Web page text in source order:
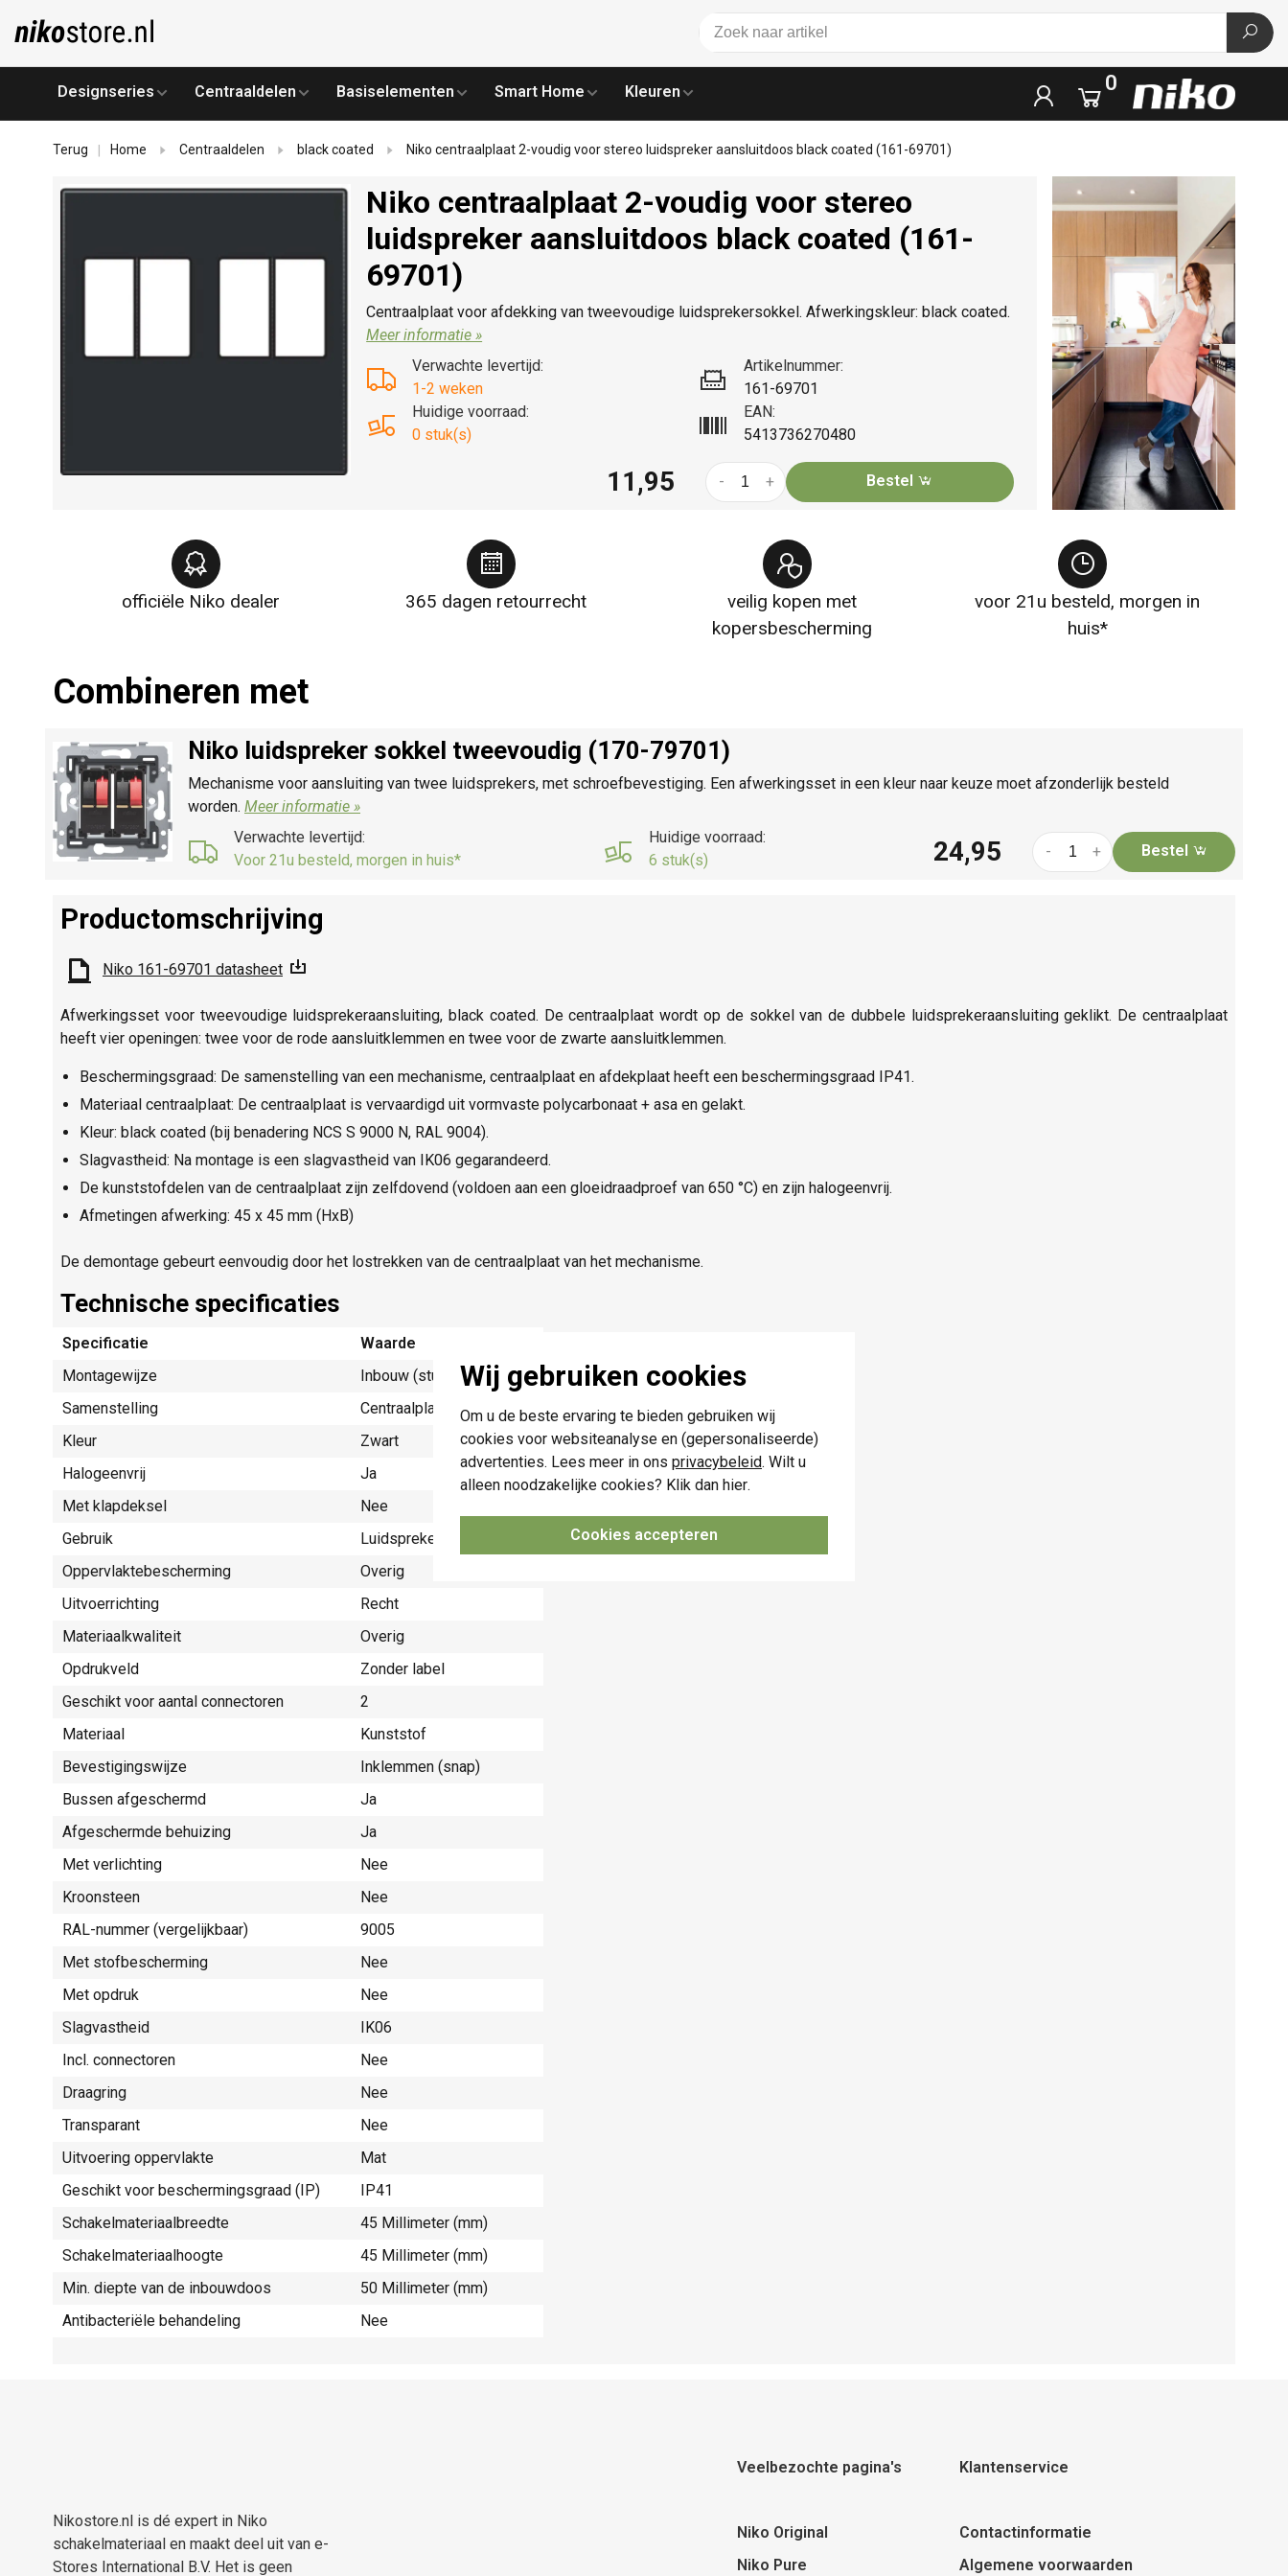
Wij gebruiken cookies
Om u de beste ervaring te bieden gebruiken wij
cookies voor websiteanalyse en (gepersonaliseerde)
advertenties. Lees meer in ons privacybeleid. Wilt u
alleen noodzakelijke cookies? Klik dan hier.
Cookies accepteren
Designseries Centraaldelen Basiselementen Smart Home Kleuren 0
Terug Home Centraaldelen black coated Niko centraalplaat 2-voudig voor stereo luidspreker aansluitdoos black coated (161-69701)
Niko centraalplaat 2-voudig voor stereo
luidspreker aansluitdoos black coated (161-
69701)
Centraalplaat voor afdekking van tweevoudige luidsprekersokkel. Afwerkingskleur: black coated.
Meer informatie »
Verwachte levertijd:
1-2 weken
Huidige voorraad:
0 stuk(s)
Artikelnummer:
161-69701
EAN:
5413736270480
11,95 +
- Bestel
officiële Niko dealer 365 dagen retourrecht
veilig kopen met
kopersbescherming
voor 21u besteld, morgen in
huis*
Combineren met
Niko luidspreker sokkel tweevoudig (170-79701)
Mechanisme voor aansluiting van twee luidsprekers, met schroefbevestiging. Een afwerkingsset in een kleur naar keuze moet afzonderlijk besteld
worden. Meer informatie »
Verwachte levertijd:
Voor 21u besteld, morgen in huis*
Huidige voorraad:
6 stuk(s)
24,95 +
- Bestel
Productomschrijving
Niko 161-69701 datasheet
Afwerkingsset voor tweevoudige luidsprekeraansluiting, black coated. De centraalplaat wordt op de sokkel van de dubbele luidsprekeraansluiting geklikt. De centraalplaat
heeft vier openingen: twee voor de rode aansluitklemmen en twee voor de zwarte aansluitklemmen.
Beschermingsgraad: De samenstelling van een mechanisme, centraalplaat en afdekplaat heeft een beschermingsgraad IP41.
Materiaal centraalplaat: De centraalplaat is vervaardigd uit vormvaste polycarbonaat + asa en gelakt.
Kleur: black coated (bij benadering NCS S 9000 N, RAL 9004).
Slagvastheid: Na montage is een slagvastheid van IK06 gegarandeerd.
De kunststofdelen van de centraalplaat zijn zelfdovend (voldoen aan een gloeidraadproef van 650 °C) en zijn halogeenvrij.
Afmetingen afwerking: 45 x 45 mm (HxB)
De demontage gebeurt eenvoudig door het lostrekken van de centraalplaat van het mechanisme.
Technische specificaties
Specificatie
Waarde
Montagewijze
Inbouw (stucwerk)
Samenstelling
Centraalplaat
Kleur
Zwart
Halogeenvrij
Ja
Met klapdeksel
Nee
Gebruik
Luidsprekeraansluiting
Oppervlaktebescherming
Overig
Uitvoerrichting
Recht
Materiaalkwaliteit
Overig
Opdrukveld
Zonder label
Geschikt voor aantal connectoren
2
Materiaal
Kunststof
Bevestigingswijze
Inklemmen (snap)
Bussen afgeschermd
Ja
Afgeschermde behuizing
Ja
Met verlichting
Nee
Kroonsteen
Nee
RAL-nummer (vergelijkbaar)
9005
Met stofbescherming
Nee
Met opdruk
Nee
Slagvastheid
IK06
Incl. connectoren
Nee
Draagring
Nee
Transparant
Nee
Uitvoering oppervlakte
Mat
Geschikt voor beschermingsgraad (IP)
IP41
Schakelmateriaalbreedte
45 Millimeter (mm)
Schakelmateriaalhoogte
45 Millimeter (mm)
Min. diepte van de inbouwdoos
50 Millimeter (mm)
Antibacteriële behandeling
Nee
Nikostore.nl is dé expert in Niko
schakelmateriaal en maakt deel uit van e-
Stores International B.V. Het is geen
Veelbezochte pagina's
Niko Original
Niko Pure
Klantenservice
Contactinformatie
Algemene voorwaarden